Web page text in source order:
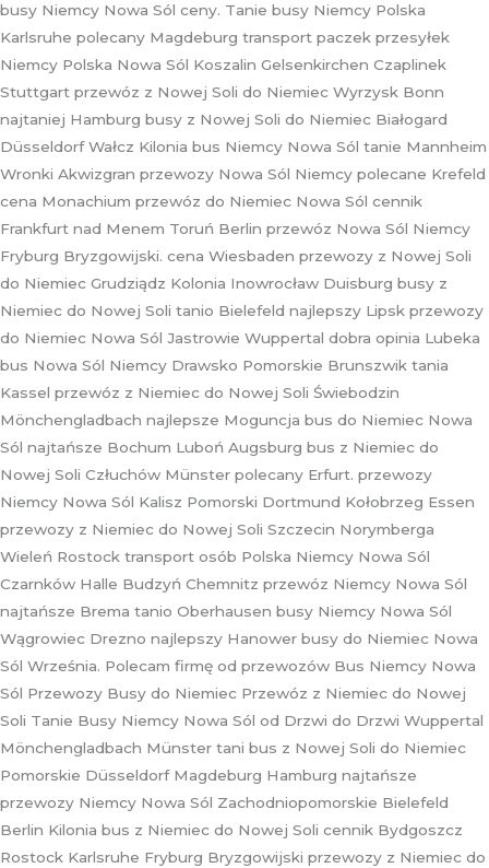
busy Niemcy Nowa Sól ceny. Tanie busy Niemcy Polska
Karlsruhe polecany Magdeburg transport paczek przesyłek
Niemcy Polska Nowa Sól Koszalin Gelsenkirchen Czaplinek
Stuttgart przewóz z Nowej Soli do Niemiec Wyrzysk Bonn
najtaniej Hamburg busy z Nowej Soli do Niemiec Białogard
Düsseldorf Wałcz Kilonia bus Niemcy Nowa Sól tanie Mannheim
Wronki Akwizgran przewozy Nowa Sól Niemcy polecane Krefeld
cena Monachium przewóz do Niemiec Nowa Sól cennik
Frankfurt nad Menem Toruń Berlin przewóz Nowa Sól Niemcy
Fryburg Bryzgowijski. cena Wiesbaden przewozy z Nowej Soli
do Niemiec Grudziądz Kolonia Inowrocław Duisburg busy z
Niemiec do Nowej Soli tanio Bielefeld najlepszy Lipsk przewozy
do Niemiec Nowa Sól Jastrowie Wuppertal dobra opinia Lubeka
bus Nowa Sól Niemcy Drawsko Pomorskie Brunszwik tania
Kassel przewóz z Niemiec do Nowej Soli Świebodzin
Mönchengladbach najlepsze Moguncja bus do Niemiec Nowa
Sól najtańsze Bochum Luboń Augsburg bus z Niemiec do
Nowej Soli Człuchów Münster polecany Erfurt. przewozy
Niemcy Nowa Sól Kalisz Pomorski Dortmund Kołobrzeg Essen
przewozy z Niemiec do Nowej Soli Szczecin Norymberga
Wieleń Rostock transport osób Polska Niemcy Nowa Sól
Czarnków Halle Budzyń Chemnitz przewóz Niemcy Nowa Sól
najtańsze Brema tanio Oberhausen busy Niemcy Nowa Sól
Wągrowiec Drezno najlepszy Hanower busy do Niemiec Nowa
Sól Września. Polecam firmę od przewozów Bus Niemcy Nowa
Sól Przewozy Busy do Niemiec Przewóz z Niemiec do Nowej
Soli Tanie Busy Niemcy Nowa Sól od Drzwi do Drzwi Wuppertal
Mönchengladbach Münster tani bus z Nowej Soli do Niemiec
Pomorskie Düsseldorf Magdeburg Hamburg najtańsze
przewozy Niemcy Nowa Sól Zachodniopomorskie Bielefeld
Berlin Kilonia bus z Niemiec do Nowej Soli cennik Bydgoszcz
Rostock Karlsruhe Fryburg Bryzgowijski przewozy z Niemiec do